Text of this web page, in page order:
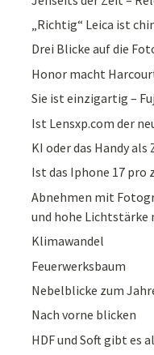
„Richtig“ Leica ist
Drei Blicke auf die
Honor macht
Sie ist einzigartig –
Ist Lensxp.com der
KI oder das Handy
Ist das Iphone 17 pro
Abnehmen mit
und hohe Lichtstärke
Klimawandel
Feuerwerksbaum
Nebelblicke zum
Nach vorne blicken
HDF und Soft gibt es